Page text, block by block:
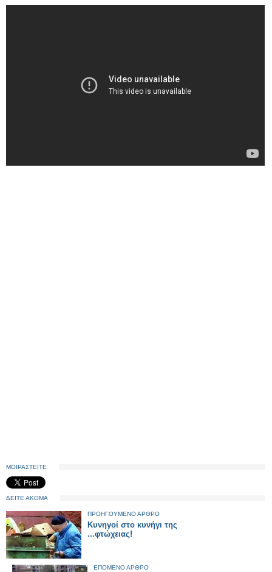
ΜΟΙΡΑΣΤΕΙΤΕ
ΔΕΙΤΕ ΑΚΟΜΑ
ΠΡΟΗΓΟΥΜΕΝΟ ΑΡΘΡΟ
Κυνηγοί στο κυνήγι της
...φτώχειας!
ΕΠΟΜΕΝΟ ΑΡΘΡΟ